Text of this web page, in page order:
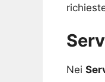
Nei